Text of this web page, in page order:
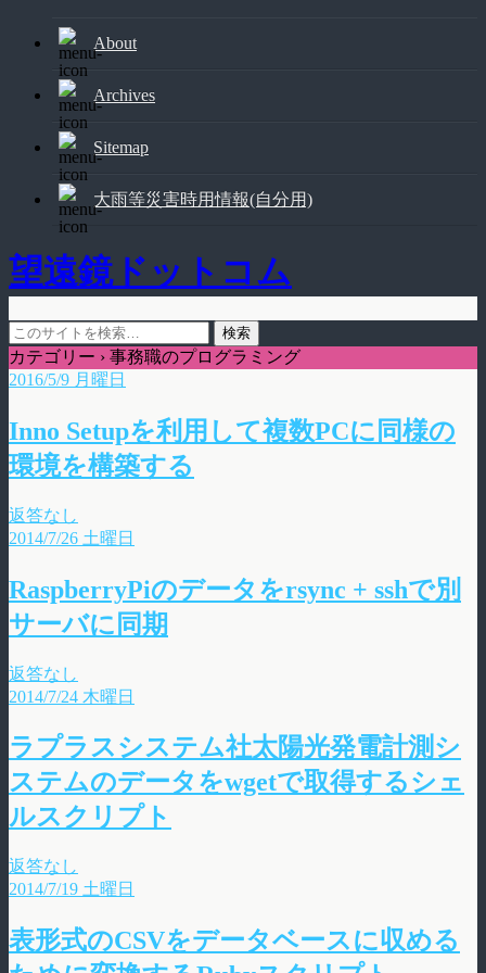
About
Archives
Sitemap
大雨等災害時用情報(自分用)
望遠鏡ドットコム
カテゴリー › 事務職のプログラミング
2016/5/9 月曜日
Inno Setupを利用して複数PCに同様の
環境を構築する
返答なし
2014/7/26 土曜日
RaspberryPiのデータをrsync + sshで別
サーバに同期
返答なし
2014/7/24 木曜日
ラプラスシステム社太陽光発電計測シ
ステムのデータをwgetで取得するシェ
ルスクリプト
返答なし
2014/7/19 土曜日
表形式のCSVをデータベースに収める